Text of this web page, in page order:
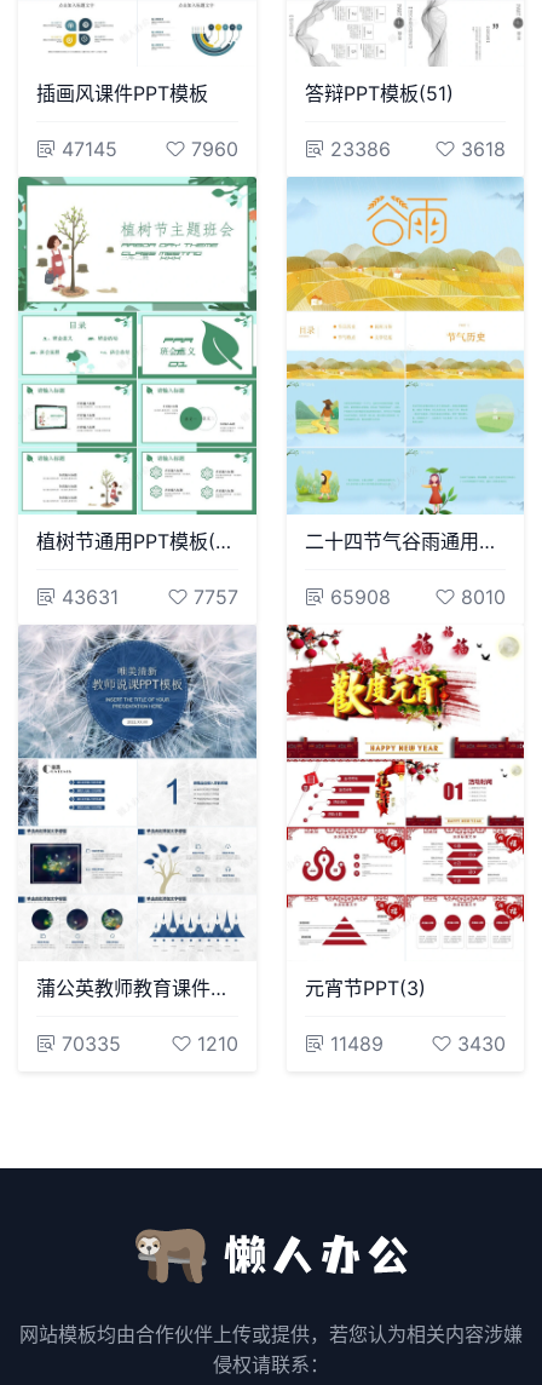
插画风课件PPT模板
47145 7960
答辩PPT模板(51)
23386 3618
植树节通用PPT模板(10)
43631 7757
二十四节气谷雨通用PPT模板(31)
65908 8010
蒲公英教师教育课件通用PPT模板
70335 1210
元宵节PPT(3)
11489 3430
网站模板均由合作伙伴上传或提供，若您认为相关内容涉嫌
侵权请联系：